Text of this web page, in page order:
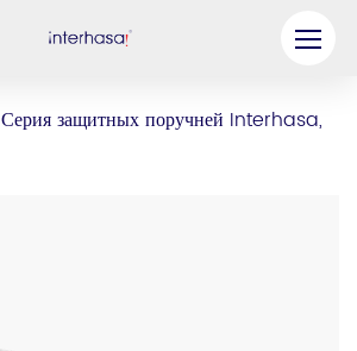
Серия защитных поручней Interhasa,